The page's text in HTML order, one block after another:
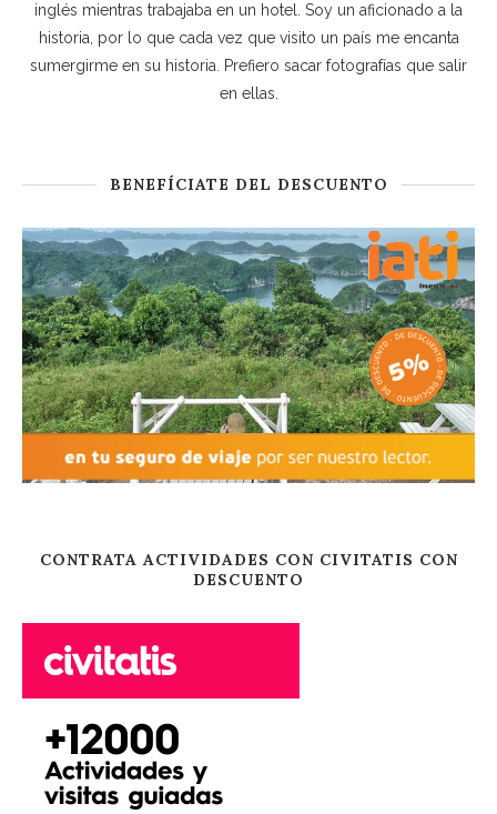
inglés mientras trabajaba en un hotel. Soy un aficionado a la
historia, por lo que cada vez que visito un país me encanta
sumergirme en su historia. Prefiero sacar fotografías que salir
en ellas.
BENEFÍCIATE DEL DESCUENTO
CONTRATA ACTIVIDADES CON CIVITATIS CON
DESCUENTO